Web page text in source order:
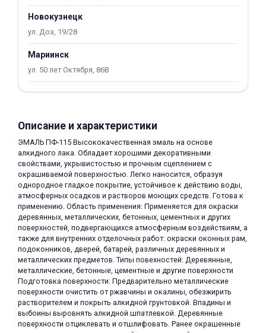
Новокузнецк
ул. Доз, 19/28
Мариинск
ул. 50 лет Октября, 86В
Описание и характеристики
ЭМАЛЬ ПФ-115 Высококачественная эмаль на основе
алкидного лака. Обладает хорошими декоративными
свойствами, укрывистостью и прочным сцеплением с
окрашиваемой поверхностью. Легко наносится, образуя
однородное гладкое покрытие, устойчивое к действию воды,
атмосферных осадков и растворов моющих средств. Готова к
применению. Область применения: Применяется для окраски
деревянных, металлических, бетонных, цементных и других
поверхностей, подвергающихся атмосферным воздействиям, а
также для внутренних отделочных работ: окраски оконных рам,
подоконников, дверей, батарей, различных деревянных и
металлических предметов. Типы повехностей: Деревянные,
металлические, бетонные, цементные и другие поверхности
Подготовка поверхности: Предварительно металлические
поверхности очистить от ржавчины и окалины, обезжирить
растворителем и покрыть алкидной грунтовкой. Впадины и
выбоины выровнять алкидной шпатлевкой. Деревянные
поверхности отциклевать и отшлифовать. Ранее окрашенные
раз в 2 недели